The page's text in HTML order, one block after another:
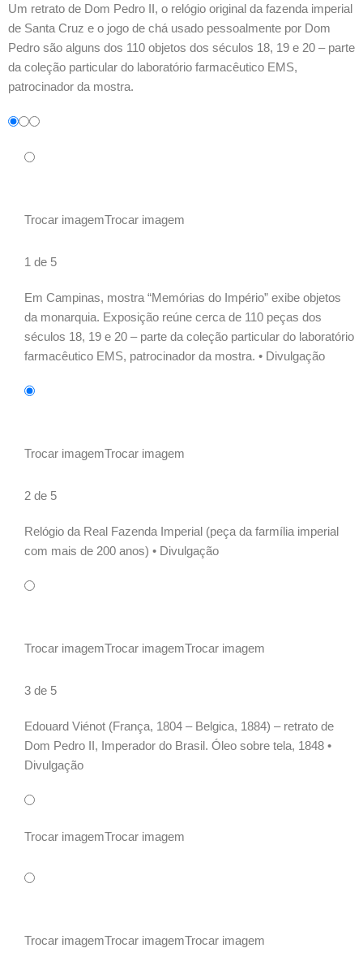
Um retrato de Dom Pedro II, o relógio original da fazenda imperial
de Santa Cruz e o jogo de chá usado pessoalmente por Dom
Pedro são alguns dos 110 objetos dos séculos 18, 19 e 20 – parte
da coleção particular do laboratório farmacêutico EMS,
patrocinador da mostra.
Trocar imagemTrocar imagem
1 de 5
Em Campinas, mostra “Memórias do Império” exibe objetos
da monarquia. Exposição reúne cerca de 110 peças dos
séculos 18, 19 e 20 – parte da coleção particular do laboratório
farmacêutico EMS, patrocinador da mostra. • Divulgação
Trocar imagemTrocar imagem
2 de 5
Relógio da Real Fazenda Imperial (peça da farmília imperial
com mais de 200 anos) • Divulgação
Trocar imagemTrocar imagemTrocar imagem
3 de 5
Edouard Viénot (França, 1804 – Belgica, 1884) – retrato de
Dom Pedro II, Imperador do Brasil. Óleo sobre tela, 1848 •
Divulgação
Trocar imagemTrocar imagem
Trocar imagemTrocar imagemTrocar imagem